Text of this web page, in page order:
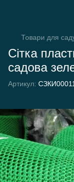
Товари для
Сітка
садова
Артикул: СЗКИ00011